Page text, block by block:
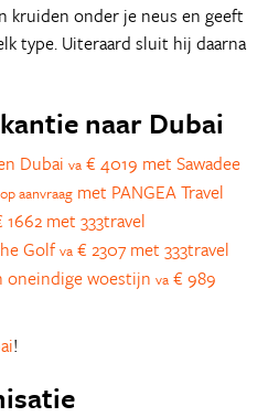
kruiden onder je neus en geeft
type. Uiteraard sluit hij daarna
naar Dubai
Dubai va € 4019 met Sawadee
op aanvraag met PANGEA Travel
1662 met 333travel
Golfva € 2307 met 333travel
oneindige woestijn va € 989
!